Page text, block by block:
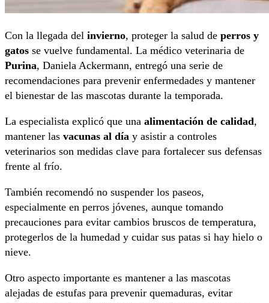
Con la llegada del invierno, proteger la salud de perros y
gatos se vuelve fundamental. La médico veterinaria de
Purina, Daniela Ackermann, entregó una serie de
recomendaciones para prevenir enfermedades y mantener
el bienestar de las mascotas durante la temporada.
La especialista explicó que una alimentación de calidad,
mantener las vacunas al día y asistir a controles
veterinarios son medidas clave para fortalecer sus defensas
frente al frío.
También recomendó no suspender los paseos,
especialmente en perros jóvenes, aunque tomando
precauciones para evitar cambios bruscos de temperatura,
protegerlos de la humedad y cuidar sus patas si hay hielo o
nieve.
Otro aspecto importante es mantener a las mascotas
alejadas de estufas para prevenir quemaduras, evitar